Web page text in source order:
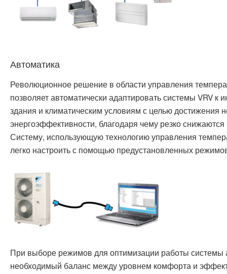
Автоматика
Революционное решение в области управления
позволяет автоматически адаптировать системы VRV
здания и климатическим условиям с целью достижения
энергоэффективности, благодаря чему резко
Систему, использующую технологию управления
легко настроить с помощью предустановленных
При выборе режимов для оптимизации работы системы
необходимый баланс между уровнем комфорта и